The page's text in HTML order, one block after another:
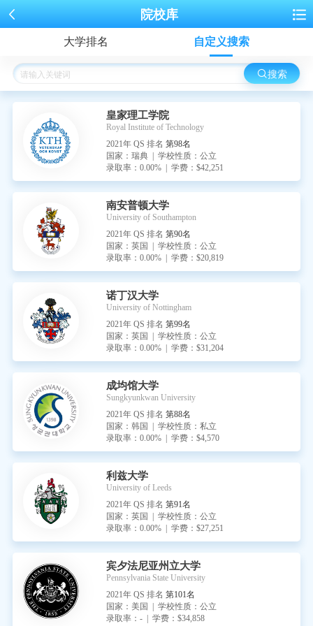
院校库
大学排名 自定义搜索
搜索
皇家理工学院
Royal Institute of Technology
2021年 QS 排名 第98名
国家：瑞典 | 学校性质：公立
录取率：0.00% | 学费：$42,251
南安普顿大学
University of Southampton
2021年 QS 排名 第90名
国家：英国 | 学校性质：公立
录取率：0.00% | 学费：$20,819
诺丁汉大学
University of Nottingham
2021年 QS 排名 第99名
国家：英国 | 学校性质：公立
录取率：0.00% | 学费：$31,204
成均馆大学
Sungkyunkwan University
2021年 QS 排名 第88名
国家：韩国 | 学校性质：私立
录取率：0.00% | 学费：$4,570
利兹大学
University of Leeds
2021年 QS 排名 第91名
国家：英国 | 学校性质：公立
录取率：0.00% | 学费：$27,251
宾夕法尼亚州立大学
Pennsylvania State University
2021年 QS 排名 第101名
国家：美国 | 学校性质：公立
录取率：- | 学费：$34,858